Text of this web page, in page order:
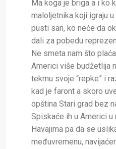
Ma koga je briga a i ko
maloljetnika koji igraju
pusti san, ko neće da
dali za pobedu
Ne smeta nam što
Americi više budžetlija
tekmu svoje “repke” i
kad je faront a skoro
opština Stari grad bez
Spiskaće ih u Americi u
Havajima pa da se
međuvremenu,